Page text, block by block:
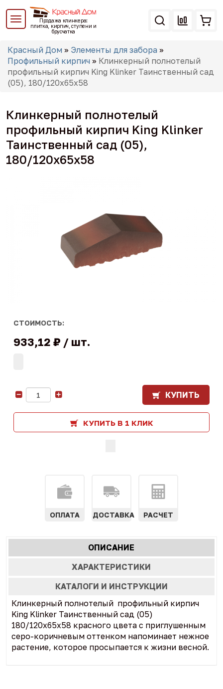
Перейти
основному
Продажа клинкера:
плитка, кирпич, ступени и
брусчатка
Вы
здесь
Красный Дом » Элементы для забора »
Профильный кирпич » Клинкерный полнотелый
профильный кирпич King Klinker Таинственный сад
(05), 180/120x65x58
Клинкерный полнотелый
профильный кирпич King Klinker
Таинственный сад (05),
180/120x65x58
СТОИМОСТЬ:
933,12 ₽ шт.
КУПИТЬ
КУПИТЬ В 1 КЛИК
ОПЛАТА ДОСТАВКА РАСЧЕТ
Характеристики
табы
ОПИСАНИЕ
ВКЛАДКА)
ХАРАКТЕРИСТИКИ
КАТАЛОГИ И ИНСТРУКЦИИ
Клинкерный полнотелый профильный кирпич
King Klinker Таинственный сад (05)
180/120x65x58 красного цвета с приглушенным
серо-коричневым оттенком напоминает нежное
растение, которое просыпается к жизни весной.